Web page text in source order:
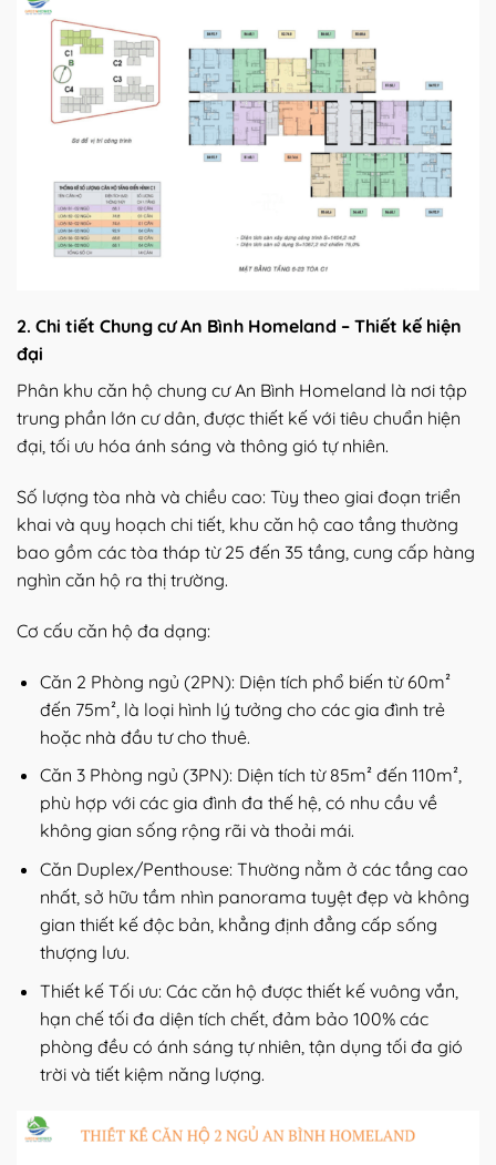
2. Chi tiết Chung cư An Bình Homeland – Thiết kế hiện
đại
Phân khu căn hộ chung cư An Bình Homeland là nơi tập
trung phần lớn cư dân, được thiết kế với tiêu chuẩn hiện
đại, tối ưu hóa ánh sáng và thông gió tự nhiên.
Số lượng tòa nhà và chiều cao: Tùy theo giai đoạn triển
khai và quy hoạch chi tiết, khu căn hộ cao tầng thường
bao gồm các tòa tháp từ 25 đến 35 tầng, cung cấp hàng
nghìn căn hộ ra thị trường.
Cơ cấu căn hộ đa dạng:
Căn 2 Phòng ngủ (2PN): Diện tích phổ biến từ 60m²
đến 75m², là loại hình lý tưởng cho các gia đình trẻ
hoặc nhà đầu tư cho thuê.
Căn 3 Phòng ngủ (3PN): Diện tích từ 85m² đến 110m²,
phù hợp với các gia đình đa thế hệ, có nhu cầu về
không gian sống rộng rãi và thoải mái.
Căn Duplex/Penthouse: Thường nằm ở các tầng cao
nhất, sở hữu tầm nhìn panorama tuyệt đẹp và không
gian thiết kế độc bản, khẳng định đẳng cấp sống
thượng lưu.
Thiết kế Tối ưu: Các căn hộ được thiết kế vuông vắn,
hạn chế tối đa diện tích chết, đảm bảo 100% các
phòng đều có ánh sáng tự nhiên, tận dụng tối đa gió
trời và tiết kiệm năng lượng.